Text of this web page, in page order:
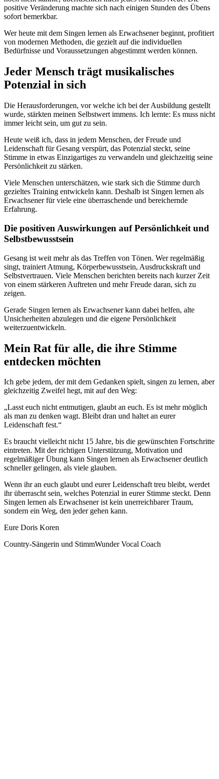
positive Veränderung machte sich nach einigen Stunden des Übens
sofort bemerkbar.
Wer heute mit dem Singen lernen als Erwachsener beginnt, profitiert
von modernen Methoden, die gezielt auf die individuellen
Bedürfnisse und Voraussetzungen abgestimmt werden können.
Jeder Mensch trägt musikalisches
Potenzial in sich
Die Herausforderungen, vor welche ich bei der Ausbildung gestellt
wurde, stärkten meinen Selbstwert immens. Ich lernte: Es muss nicht
immer leicht sein, um gut zu sein.
Heute weiß ich, dass in jedem Menschen, der Freude und
Leidenschaft für Gesang verspürt, das Potenzial steckt, seine
Stimme in etwas Einzigartiges zu verwandeln und gleichzeitig seine
Persönlichkeit zu stärken.
Viele Menschen unterschätzen, wie stark sich die Stimme durch
gezieltes Training entwickeln kann. Deshalb ist Singen lernen als
Erwachsener für viele eine überraschende und bereichernde
Erfahrung.
Die positiven Auswirkungen auf Persönlichkeit und
Selbstbewusstsein
Gesang ist weit mehr als das Treffen von Tönen. Wer regelmäßig
singt, trainiert Atmung, Körperbewusstsein, Ausdruckskraft und
Selbstvertrauen. Viele Menschen berichten bereits nach kurzer Zeit
von einem stärkeren Auftreten und mehr Freude daran, sich zu
zeigen.
Gerade Singen lernen als Erwachsener kann dabei helfen, alte
Unsicherheiten abzulegen und die eigene Persönlichkeit
weiterzuentwickeln.
Mein Rat für alle, die ihre Stimme
entdecken möchten
Ich gebe jedem, der mit dem Gedanken spielt, singen zu lernen, aber
gleichzeitig Zweifel hegt, mit auf den Weg:
„Lasst euch nicht entmutigen, glaubt an euch. Es ist mehr möglich
als man zu denken wagt. Bleibt dran und haltet an eurer
Leidenschaft fest.“
Es braucht vielleicht nicht 15 Jahre, bis die gewünschten Fortschritte
eintreten. Mit der richtigen Unterstützung, Motivation und
regelmäßiger Übung kann Singen lernen als Erwachsener deutlich
schneller gelingen, als viele glauben.
Wenn ihr an euch glaubt und eurer Leidenschaft treu bleibt, werdet
ihr überrascht sein, welches Potenzial in eurer Stimme steckt. Denn
Singen lernen als Erwachsener ist kein unerreichbarer Traum,
sondern ein Weg, den jeder gehen kann.
Eure Doris Koren
Country-Sängerin und StimmWunder Vocal Coach